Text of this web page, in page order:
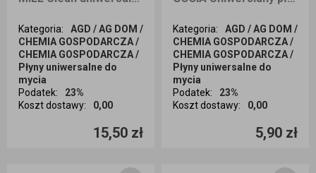
Kategoria:
AGD / AG DOM /
CHEMIA GOSPODARCZA /
CHEMIA GOSPODARCZA /
Płyny uniwersalne do
mycia
Podatek:
23%
Koszt dostawy: 0,00
15,50 zł
Ilość sztuk
Kategoria:
AGD / AG DOM /
CHEMIA GOSPODARCZA /
CHEMIA GOSPODARCZA /
Płyny uniwersalne do
mycia
Podatek:
23%
Koszt dostawy: 0,00
5,90 zł
Ilość sztuk